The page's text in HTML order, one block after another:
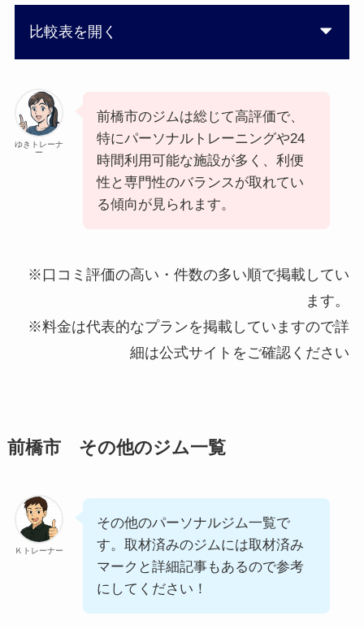
比較表を開く
ゆきトレーナ
ー
前橋市のジムは総じて高評価で、
特にパーソナルトレーニングや24
時間利用可能な施設が多く、利便
性と専門性のバランスが取れてい
る傾向が見られます。
※口コミ評価の高い・件数の多い順で掲載してい
ます。
※料金は代表的なプランを掲載していますので詳
細は公式サイトをご確認ください
前橋市 その他のジム一覧
Ｋトレーナー
その他のパーソナルジム一覧で
す。取材済みのジムには取材済み
マークと詳細記事もあるので参考
にしてください！